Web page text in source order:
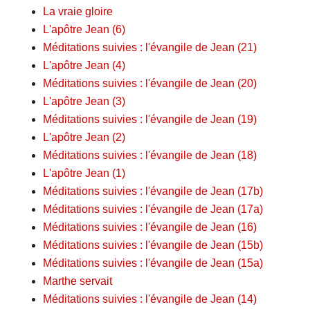
La vraie gloire
L'apôtre Jean (6)
Méditations suivies : l'évangile de Jean (21)
L'apôtre Jean (4)
Méditations suivies : l'évangile de Jean (20)
L'apôtre Jean (3)
Méditations suivies : l'évangile de Jean (19)
L'apôtre Jean (2)
Méditations suivies : l'évangile de Jean (18)
L'apôtre Jean (1)
Méditations suivies : l'évangile de Jean (17b)
Méditations suivies : l'évangile de Jean (17a)
Méditations suivies : l'évangile de Jean (16)
Méditations suivies : l'évangile de Jean (15b)
Méditations suivies : l'évangile de Jean (15a)
Marthe servait
Méditations suivies : l'évangile de Jean (14)